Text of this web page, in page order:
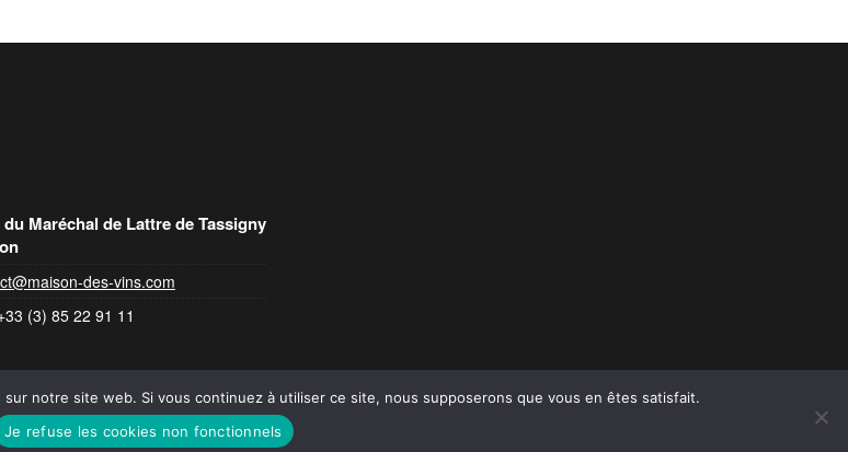
du Maréchal de Lattre de Tassigny
des-vins.com
(3) 85 22 91 11
Home – English
notre site web. Si vous continuez à utiliser ce site, nous supposerons que vous en êtes satisfait.
Je refuse les cookies non fonctionnels